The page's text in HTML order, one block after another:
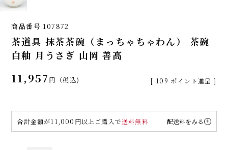
商品番号 107872
茶道具 抹茶茶碗（まっちゃちゃわん） 茶碗
白釉 月うさぎ 山岡 善高
11,957 税込 [ 109 ポイント進呈 ]
合計金額が11,000円以上ご購入で送料無料 配送料をみる